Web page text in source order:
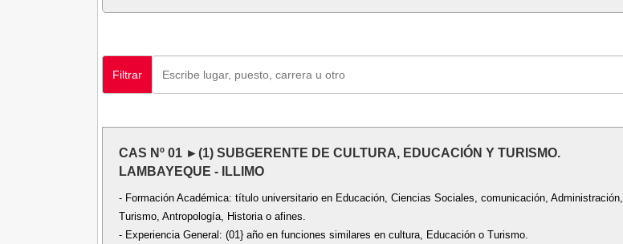
Filtrar
CAS Nº 01 ►(1) SUBGERENTE DE CULTURA, EDUCACIÓN Y TURISMO.
LAMBAYEQUE - ILLIMO
- Formación Académica: título universitario en Educación, Ciencias Sociales, comunicación, Administración,
Turismo, Antropología, Historia o afines.
- Experiencia General: (01} año en funciones similares en cultura, Educación o Turismo.